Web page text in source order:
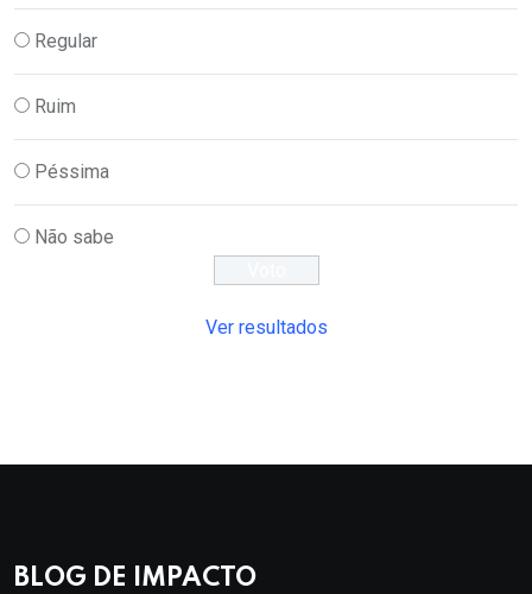
Regular
Ruim
Péssima
Não sabe
Ver resultados
BLOG DE IMPACTO